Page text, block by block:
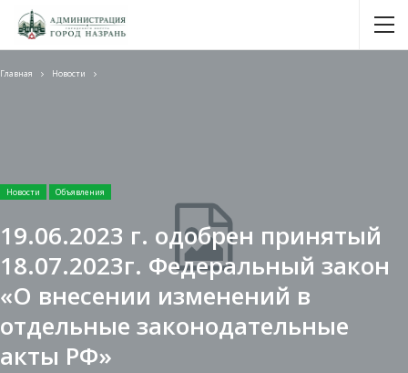
Главная Новости
Новости Объявления
19.06.2023 г. одобрен принятый
18.07.2023г. Федеральный закон
«О внесении изменений в
отдельные законодательные
акты РФ»